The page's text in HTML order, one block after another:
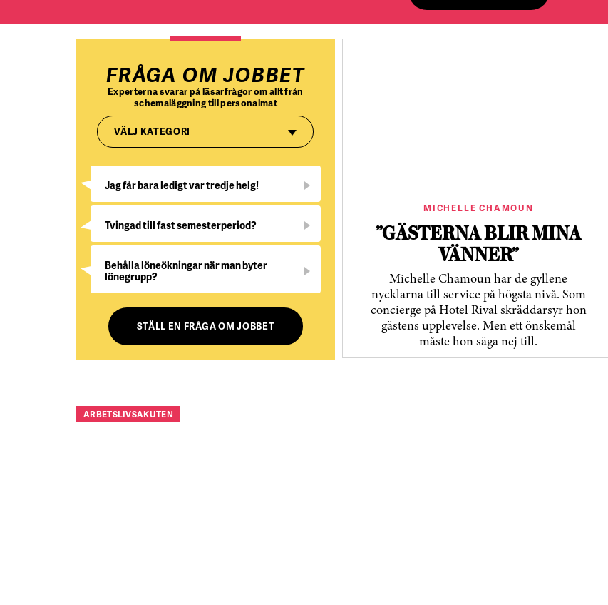
FRÅGA OM JOBBET
Experterna svarar på läsarfrågor om allt från
schemaläggning till personalmat
VÄLJ KATEGORI
Jag får bara ledigt var tredje helg!
Tvingad till fast semesterperiod?
Behålla löneökningar när man byter
lönegrupp?
STÄLL EN FRÅGA OM JOBBET
MICHELLE CHAMOUN
”GÄSTERNA BLIR MINA
VÄNNER”
Michelle Chamoun har de gyllene
nycklarna till service på högsta nivå. Som
concierge på Hotel Rival skräddarsyr hon
gästens upp­levelse. Men ett önskemål
måste hon säga nej till.
ARBETSLIVSAKUTEN